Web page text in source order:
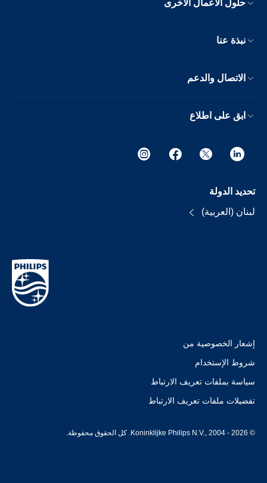
حلول الأعمال الأخرى
نبذة عنا
الاتصال والدعم
ابق على اطلاع
تحديد الدولة
لبنان (العربية)
إشعار الخصوصية من
شروط الإستخدام
سياسة بملفات تعريف الارتباط
تفضيلات ملفات تعريف الارتباط
© Koninklijke Philips N.V., 2004 - 2026. كل الحقوق محفوظة.